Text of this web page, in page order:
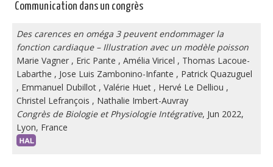
Communication dans un congrès
Des carences en oméga 3 peuvent endommager la
fonction cardiaque – Illustration avec un modèle poisson
Marie Vagner , Eric Pante , Amélia Viricel , Thomas Lacoue-
Labarthe , Jose Luis Zambonino-Infante , Patrick Quazuguel
, Emmanuel Dubillot , Valérie Huet , Hervé Le Delliou ,
Christel Lefrançois , Nathalie Imbert-Auvray
Congrès de Biologie et Physiologie Intégrative, Jun 2022,
Lyon, France